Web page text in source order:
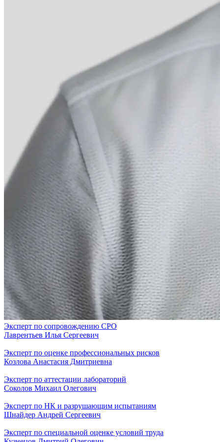
Эксперт по сопровождению СРО
Лаврентьев Илья Сергеевич
Эксперт по оценке профессиональных рисков
Козлова Анастасия Дмитриевна
Эксперт по аттестации лабораторий
Соколов Михаил Олегович
Эксперт по НК и разрушающим испытаниям
Шнайдер Андрей Сергеевич
Эксперт по специальной оценке условий труда